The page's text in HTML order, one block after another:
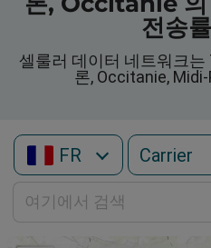
전송
셀룰러 데이터 네트워크는
론, Occitanie,
FR